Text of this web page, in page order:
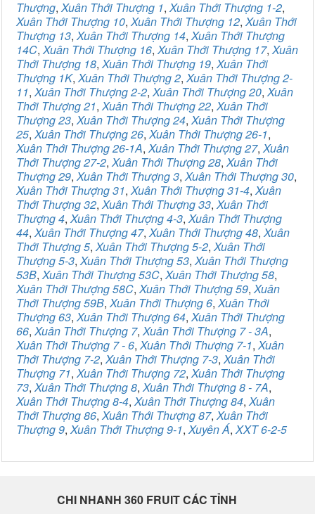
Thượng,Xuân Thới Thượng 1,Xuân Thới Thượng 1-2,
Xuân Thới Thượng 10,Xuân Thới Thượng 12,Xuân Thới
Thượng 13,Xuân Thới Thượng 14,Xuân Thới Thượng
14C,Xuân Thới Thượng 16,Xuân Thới Thượng 17,Xuân
Thới Thượng 18,Xuân Thới Thượng 19,Xuân Thới
Thượng 1K,Xuân Thới Thượng 2,Xuân Thới Thượng 2-
11,Xuân Thới Thượng 2-2,Xuân Thới Thượng 20,Xuân
Thới Thượng 21,Xuân Thới Thượng 22,Xuân Thới
Thượng 23,Xuân Thới Thượng 24,Xuân Thới Thượng
25,Xuân Thới Thượng 26,Xuân Thới Thượng 26-1,
Xuân Thới Thượng 26-1A,Xuân Thới Thượng 27,Xuân
Thới Thượng 27-2,Xuân Thới Thượng 28,Xuân Thới
Thượng 29,Xuân Thới Thượng 3,Xuân Thới Thượng 30,
Xuân Thới Thượng 31,Xuân Thới Thượng 31-4,Xuân
Thới Thượng 32,Xuân Thới Thượng 33,Xuân Thới
Thượng 4,Xuân Thới Thượng 4-3,Xuân Thới Thượng
44,Xuân Thới Thượng 47,Xuân Thới Thượng 48,Xuân
Thới Thượng 5,Xuân Thới Thượng 5-2,Xuân Thới
Thượng 5-3,Xuân Thới Thượng 53,Xuân Thới Thượng
53B,Xuân Thới Thượng 53C,Xuân Thới Thượng 58,
Xuân Thới Thượng 58C,Xuân Thới Thượng 59,Xuân
Thới Thượng 59B,Xuân Thới Thượng 6,Xuân Thới
Thượng 63,Xuân Thới Thượng 64,Xuân Thới Thượng
66,Xuân Thới Thượng 7,Xuân Thới Thượng 7 - 3A,
Xuân Thới Thượng 7 - 6,Xuân Thới Thượng 7-1,Xuân
Thới Thượng 7-2,Xuân Thới Thượng 7-3,Xuân Thới
Thượng 71,Xuân Thới Thượng 72,Xuân Thới Thượng
73,Xuân Thới Thượng 8,Xuân Thới Thượng 8 - 7A,
Xuân Thới Thượng 8-4,Xuân Thới Thượng 84,Xuân
Thới Thượng 86,Xuân Thới Thượng 87,Xuân Thới
Thượng 9,Xuân Thới Thượng 9-1,Xuyên Á,XXT 6-2-5
CHI NHANH 360 FRUIT CÁC TỈNH